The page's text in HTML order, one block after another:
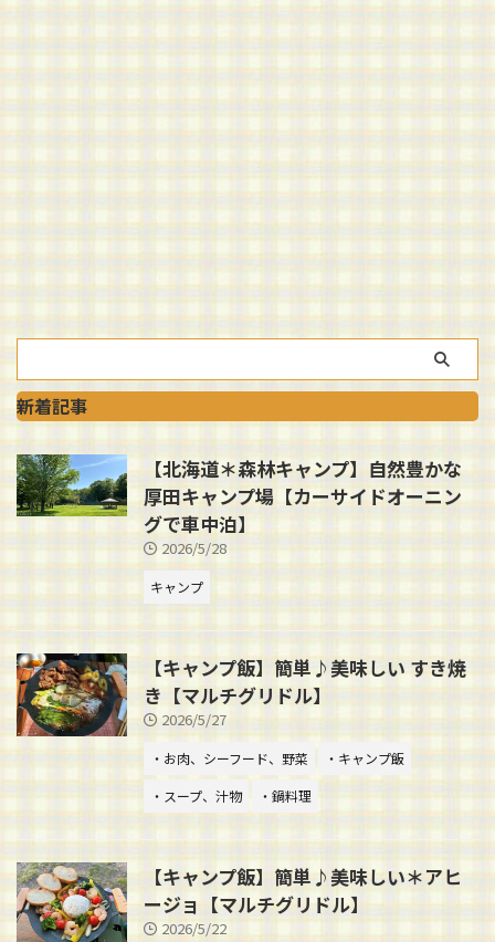
新着記事
【北海道＊森林キャンプ】自然豊かな
厚田キャンプ場【カーサイドオーニン
グで車中泊】
2026/5/28
キャンプ
【キャンプ飯】簡単♪美味しい すき焼
き【マルチグリドル】
2026/5/27
・お肉、シーフード、野菜
・キャンプ飯
・スープ、汁物
・鍋料理
【キャンプ飯】簡単♪美味しい＊アヒ
ージョ【マルチグリドル】
2026/5/22